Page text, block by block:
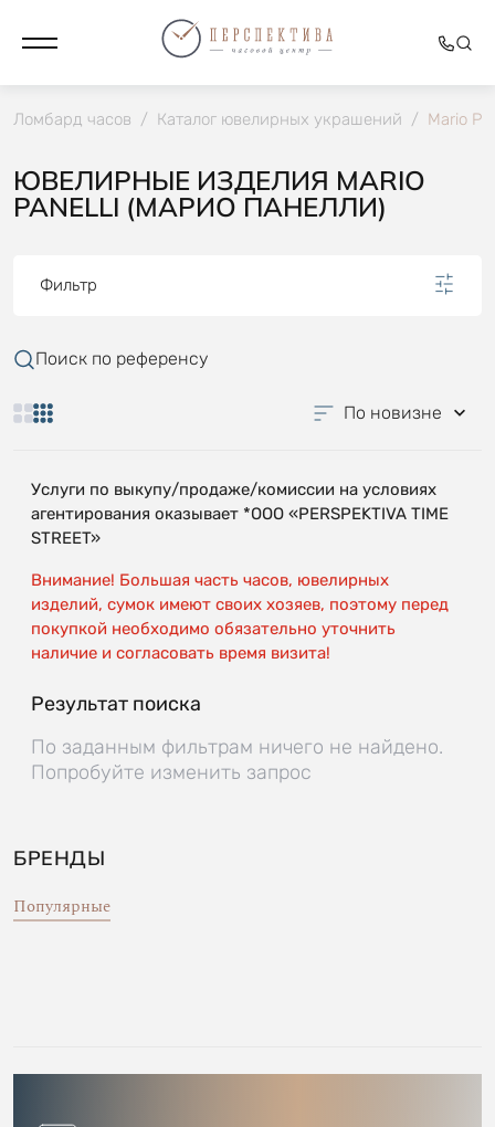
Ломбард часов / Каталог ювелирных украшений / Mario
ЮВЕЛИРНЫЕ ИЗДЕЛИЯ MARIO
PANELLI (МАРИО ПАНЕЛЛИ)
Фильтр
Поиск по референсу
По новизне
Услуги по выкупу/продаже/комиссии на условиях
агентирования оказывает *OOO «PERSPEKTIVA TIME
STREET»
Внимание! Большая часть часов, ювелирных
изделий, сумок имеют своих хозяев, поэтому перед
покупкой необходимо обязательно уточнить
наличие и согласовать время визита!
Результат поиска
По заданным фильтрам ничего не найдено.
Попробуйте изменить запрос
БРЕНДЫ
Популярные